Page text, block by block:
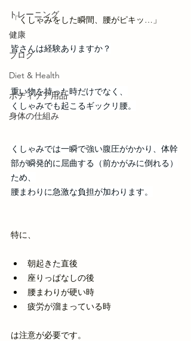
トレーニング
健康
ブログ
Diet & Health
ボディケア用品
身体の仕組み
「くしゃみをした瞬間、腰がピキッ…」
皆さんは経験ありますか？
重い物を持った時だけでなく、
くしゃみでも起こるギックリ腰。
くしゃみでは一瞬で強い腹圧がかかり、体幹
部が瞬発的に屈曲する（前かがみに倒れる）
ため、
腰まわりに急激な負担が加わります。
特に、
朝起きた直後
座りっぱなしの後
腰まわりが硬い時
疲労が溜まっている時
は注意が必要です。